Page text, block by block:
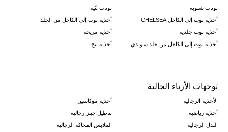
بوتات شتوية
بوتات بنّية
أحذية بوت إلى الكاحل CHELSEA
أحذية بوت إلى الكاحل من الجلد
أحذية بوت جلدية
أحذية مريحة
أحذية بوت إلى الكاحل من جلد سويدي
أحذية بيج
توجهات الأزياء الحالية
الأحذية الرجالية
أحذية موكاسين
أحذية رياضية
بناطيل جينز رجالية
البدل الرجالية
الملابس المحاكة الرجالية